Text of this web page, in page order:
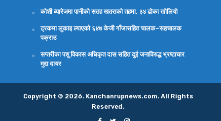
कोशी ब्यारेजमा पानीको सतह खतराको तहमा, ३४ ढोका खोलियो
ट्रकमा लुकाइ ल्याएको ६४७ केजी गाँजासहित चालक–सहचालक
पक्राउ
सप्तरीका पशु विकास अधिकृत दास सहित दुई जनाविरुद्ध भ्रष्टाचार
मुद्दा दायर
Copyright © 2026. Kanchanrupnews.com. All Rights
Reserved.